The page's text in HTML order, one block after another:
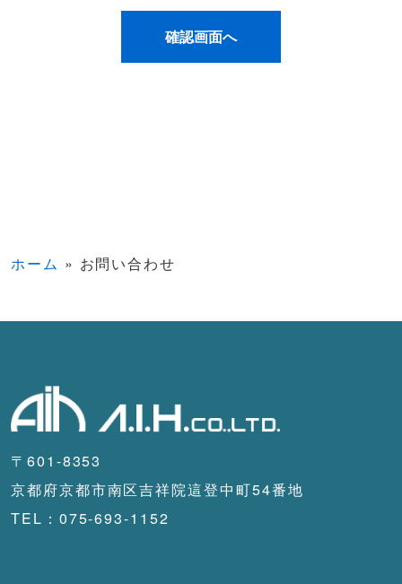
ホーム » お問い合わせ
〒601-8353
京都府京都市南区吉祥院這登中町54番地
TEL：075-693-1152